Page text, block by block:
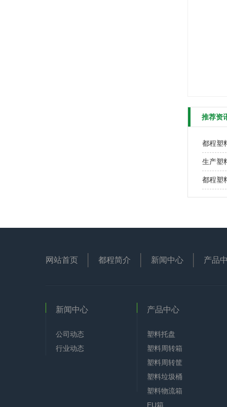
推荐资
都程塑
生产塑
都程塑
网站首页 都程简介 新闻中心 产品
新闻中心
公司动态
行业动态
产品中心
塑料托盘
塑料周转箱
塑料周转筐
塑料垃圾桶
塑料物流箱
EU箱